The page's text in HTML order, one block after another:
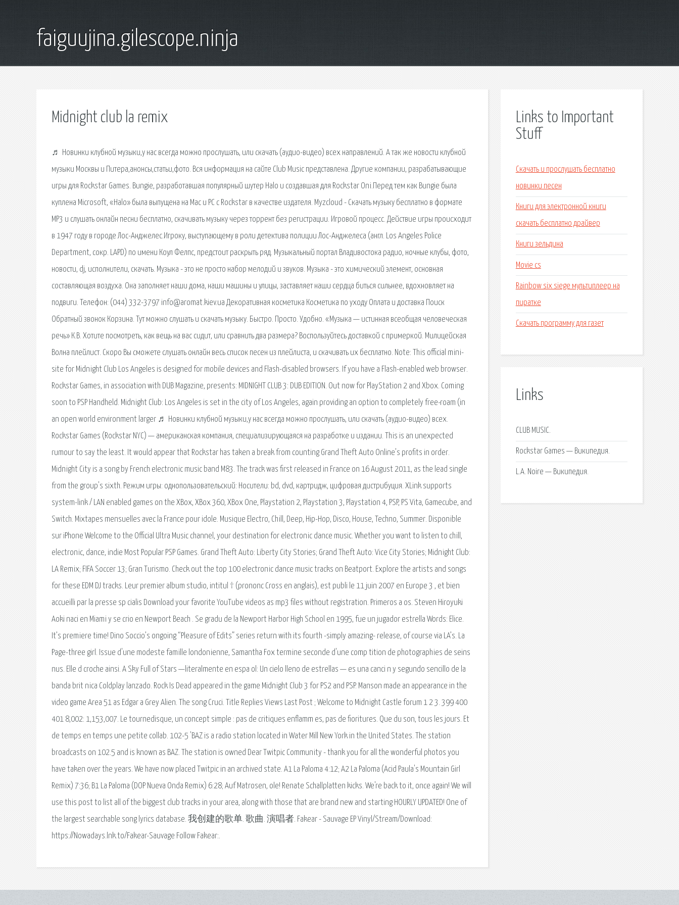
faiguujina.gilescope.ninja
Midnight club la remix
♬ Новинки клубной музыки,у нас всегда можно прослушать, или скачать (аудио-видео) всех направлений. А так же новости клубной
музыки Москвы и Питера,анонсы,статьи,фото. Вся информация на сайте Club Music представлена. Другие компании, разрабатывающие
игры для Rockstar Games. Bungie, разработавшая популярный шутер Halo и создавшая для Rockstar Oni.Перед тем как Bungie была
куплена Microsoft, «Halo» была выпущена на Mac и PC с Rockstar в качестве издателя. Myzcloud - Скачать музыку бесплатно в формате
MP3 и слушать онлайн песни бесплатно, скачивать музыку через торрент без регистрации. Игровой процесс. Действие игры происходит
в 1947 году в городе Лос-Анджелес.Игроку, выступающему в роли детектива полиции Лос-Анджелеса (англ. Los Angeles Police
Department, сокр. LAPD) по имени Коул Фелпс, предстоит раскрыть ряд. Музыкальный портал Владивостока радио, ночные клубы, фото,
новости, dj, исполнители, скачать. Музыка - это не просто набор мелодий и звуков. Музыка - это химический элемент, основная
составляющая воздуха. Она заполняет наши дома, наши машины и улицы, заставляет наши сердца биться сильнее, вдохновляет на
подвиги. Телефон: (044) 332-3797 info@aromat.kiev.ua Декоративная косметика Косметика по уходу Оплата и доставка Поиск
Обратный звонок Корзина. Тут можно слушать и скачать музыку. Быстро. Просто. Удобно. «Музыка — истинная всеобщая человеческая
речь» К.В. Хотите посмотреть, как вещь на вас сидит, или сравнить два размера? Воспользуйтесь доставкой с примеркой. Милицейская
Волна плейлист. Скоро Вы сможете слушать онлайн весь список песен из плейлиста, и скачивать их бесплатно. Note: This official mini-
site for Midnight Club Los Angeles is designed for mobile devices and Flash-disabled browsers. If you have a Flash-enabled web browser.
Rockstar Games, in association with DUB Magazine, presents: MIDNIGHT CLUB 3: DUB EDITION. Out now for PlayStation 2 and Xbox. Coming
soon to PSP Handheld. Midnight Club: Los Angeles is set in the city of Los Angeles, again providing an option to completely free-roam (in
an open world environment larger ♬ Новинки клубной музыки,у нас всегда можно прослушать, или скачать (аудио-видео) всех.
Rockstar Games (Rockstar NYC) — американская компания, специализирующаяся на разработке и издании. This is an unexpected
rumour to say the least. It would appear that Rockstar has taken a break from counting Grand Theft Auto Online’s profits in order.
Midnight City is a song by French electronic music band M83. The track was first released in France on 16 August 2011, as the lead single
from the group's sixth. Режим игры: однопользовательский: Носители: bd, dvd, картридж, цифровая дистрибуция. XLink supports
system-link / LAN enabled games on the XBox, XBox 360, XBox One, Playstation 2, Playstation 3, Playstation 4, PSP, PS Vita, Gamecube, and
Switch. Mixtapes mensuelles avec la France pour idole. Musique Electro, Chill, Deep, Hip-Hop, Disco, House, Techno, Summer. Disponible
sur iPhone Welcome to the Official Ultra Music channel, your destination for electronic dance music. Whether you want to listen to chill,
electronic, dance, indie Most Popular PSP Games. Grand Theft Auto: Liberty City Stories; Grand Theft Auto: Vice City Stories; Midnight Club:
LA Remix; FIFA Soccer 13; Gran Turismo. Check out the top 100 electronic dance music tracks on Beatport. Explore the artists and songs
for these EDM DJ tracks. Leur premier album studio, intitul † (prononc Cross en anglais), est publi le 11 juin 2007 en Europe 3 , et bien
accueilli par la presse sp cialis Download your favorite YouTube videos as mp3 files without registration. Primeros a os. Steven Hiroyuki
Aoki naci en Miami y se crio en Newport Beach . Se gradu de la Newport Harbor High School en 1995, fue un jugador estrella Words: Elice.
It’s premiere time! Dino Soccio’s ongoing “Pleasure of Edits” series return with its fourth -simply amazing- release, of course via LA’s. La
Page-three girl. Issue d'une modeste famille londonienne, Samantha Fox termine seconde d'une comp tition de photographies de seins
nus. Elle d croche ainsi. A Sky Full of Stars —literalmente en espa ol: Un cielo lleno de estrellas — es una canci n y segundo sencillo de la
banda brit nica Coldplay lanzado. Rock Is Dead appeared in the game Midnight Club 3 for PS2 and PSP. Manson made an appearance in the
video game Area 51 as Edgar a Grey Alien. The song Cruci. Title Replies Views Last Post ; Welcome to Midnight Castle forum 1 2 3. 399 400
401 8,002: 1,153,007. Le tournedisque, un concept simple : pas de critiques enflamm es, pas de fioritures. Que du son, tous les jours. Et
de temps en temps une petite collab. 102-5 'BAZ is a radio station located in Water Mill New York in the United States. The station
broadcasts on 102.5 and is known as BAZ. The station is owned Dear Twitpic Community - thank you for all the wonderful photos you
have taken over the years. We have now placed Twitpic in an archived state. A1 La Paloma 4:12; A2 La Paloma (Acid Paula's Mountain Girl
Remix) 7:36; B1 La Paloma (DOP Nueva Onda Remix) 6:28; Auf Matrosen, ole! Renate Schallplatten kicks. We're back to it, once again! We will
use this post to list all of the biggest club tracks in your area, along with those that are brand new and starting HOURLY UPDATED! One of
the largest searchable song lyrics database. 我创建的歌单. 歌曲. 演唱者. Fakear - Sauvage EP Vinyl/Stream/Download:
https://Nowadays.lnk.to/Fakear-Sauvage Follow Fakear:.
Links to Important
Stuff
Скачать и прослушать бесплатно
новинки песен
Книги для электронной книги
скачать бесплатно драйвер
Книги зельдина
Movie cs
Rainbow six siege мультиплеер на
пиратке
Скачать программу для газет
Links
CLUB MUSIC.
Rockstar Games — Википедия.
L.A. Noire — Википедия.